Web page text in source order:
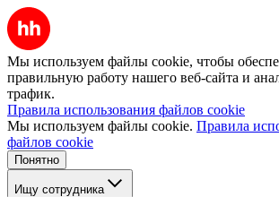
Мы используем файлы cookie, чтобы
правильную работу нашего веб-сайта и
трафик.
Правила использования файлов cookie
Мы используем файлы cookie. Правила
файлов cookie
Понятно
Ищу сотрудника